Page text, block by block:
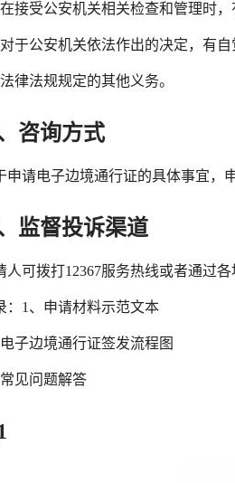
接受公安机关相关检查和管理时，
于公安机关依法作出的决定，有
律法规规定的其他义务。
咨询方式
申请电子边境通行证的具体事宜，
监督投诉渠道
人可拨打12367服务热线或者通过
： 1、申请材料示范文本
子边境通行证签发流程图
见问题解答